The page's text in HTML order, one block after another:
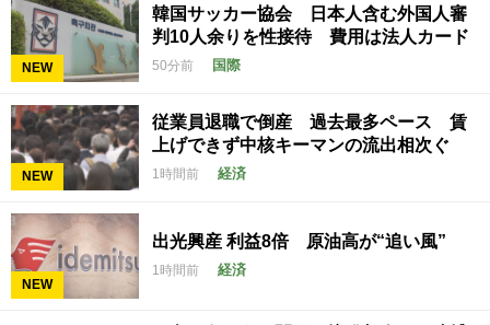
NEW
韓国サッカー協会 日本人含む外国人審
判10人余りを性接待 費用は法人カード
50分前 国際
NEW
従業員退職で倒産 過去最多ペース 賃
上げできず中核キーマンの流出相次ぐ
1時間前 経済
NEW
出光興産 利益8倍 原油高が“追い風”
1時間前 経済